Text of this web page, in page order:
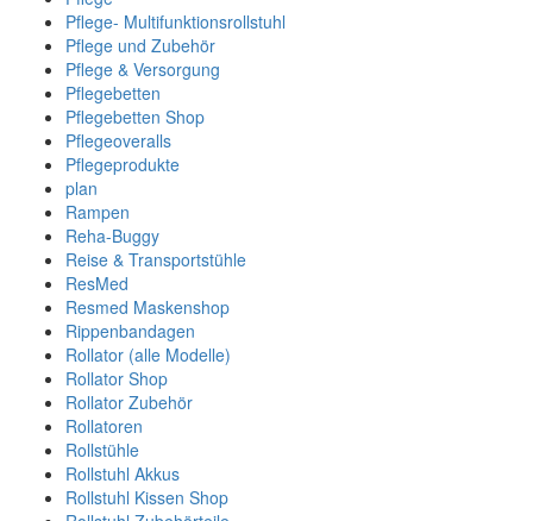
Pflege- Multifunktionsrollstuhl
Pflege und Zubehör
Pflege & Versorgung
Pflegebetten
Pflegebetten Shop
Pflegeoveralls
Pflegeprodukte
plan
Rampen
Reha-Buggy
Reise & Transportstühle
ResMed
Resmed Maskenshop
Rippenbandagen
Rollator (alle Modelle)
Rollator Shop
Rollator Zubehör
Rollatoren
Rollstühle
Rollstuhl Akkus
Rollstuhl Kissen Shop